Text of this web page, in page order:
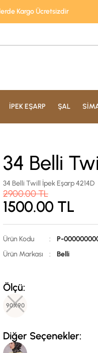
Kargo Ücretsizdir
İPEK EŞARP ŞAL
34 Belli
34 Belli Twill İpek Eşarp 4214D
2900.00TL
1500.00 TL
Ürün Kodu :
P-
Ürün Markası
: Belli
Ölçü:
90X90
Diğer Seçenekler: